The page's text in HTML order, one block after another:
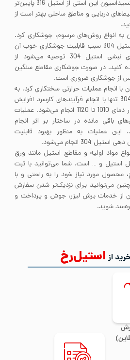
که مقاومت به خوردگی و اکسیداسیون این استی از استیل 316 پایین‌تر
دریایی و مناطق ساحلی بهتر است از
304 را می‌توان به انواع روش‌های مرسوم، جوشکاری کرد.
محتوای کم کربن ساختار استیل 304 سبب قابلیت جوشکاری خوب آن
شده است. برای جوشکاری نبشی استیل 304 توصیه می‌شود از
استیل 308 استفاده کنید. در صورت جوشکاری مقاطع سنگین
را نمی‌توان با انجام عملیات حرارتی سختکاری کرد. به
طور کلی استحکام استیل 304 تنها با انجام فرآیندهای کارسرد افزایش
می‌یابد. آنیل استیل 304 در دمای 1010 تا 1120 انجام می‌شود. عملیات
مانده در ساختار بر اثر انجام
این عملیات به منظور بهبود قابلیت
انجام می‌شود.
مواد اولیه و مقاطع استیل مانند ورق
استیل و … است. شما می‌توانید با ثبت
مورد نیاز خود را به راحتی و با
می‌توانید برای نزدیک‌تر شدن سفارش
از خدمات برش لیزر، جوش و پرداخت و
شوید.
از استیل‌رخ